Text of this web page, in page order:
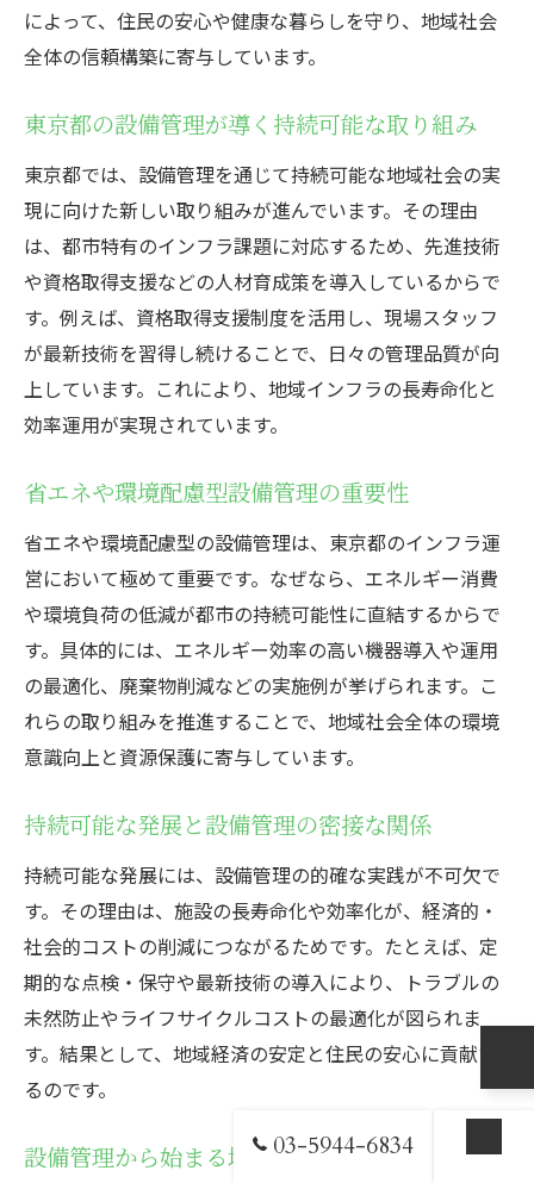
によって、住民の安心や健康な暮らしを守り、地域社会
全体の信頼構築に寄与しています。
東京都の設備管理が導く持続可能な取り組み
東京都では、設備管理を通じて持続可能な地域社会の実
現に向けた新しい取り組みが進んでいます。その理由
は、都市特有のインフラ課題に対応するため、先進技術
や資格取得支援などの人材育成策を導入しているからで
す。例えば、資格取得支援制度を活用し、現場スタッフ
が最新技術を習得し続けることで、日々の管理品質が向
上しています。これにより、地域インフラの長寿命化と
効率運用が実現されています。
省エネや環境配慮型設備管理の重要性
省エネや環境配慮型の設備管理は、東京都のインフラ運
営において極めて重要です。なぜなら、エネルギー消費
や環境負荷の低減が都市の持続可能性に直結するからで
す。具体的には、エネルギー効率の高い機器導入や運用
の最適化、廃棄物削減などの実施例が挙げられます。こ
れらの取り組みを推進することで、地域社会全体の環境
意識向上と資源保護に寄与しています。
持続可能な発展と設備管理の密接な関係
持続可能な発展には、設備管理の的確な実践が不可欠で
す。その理由は、施設の長寿命化や効率化が、経済的・
社会的コストの削減につながるためです。たとえば、定
期的な点検・保守や最新技術の導入により、トラブルの
未然防止やライフサイクルコストの最適化が図られま
す。結果として、地域経済の安定と住民の安心に貢献す
るのです。
設備管理から始まる地域社会の未来づくり
03-5944-6834